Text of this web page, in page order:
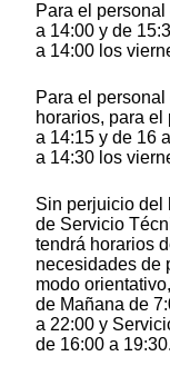
Para el
a 14:00 y de
a 14:00 los
Para el
horarios, para
a 14:15 y de 16
a 14:30 los
Sin perjuicio del
de Servicio
tendrá horarios
necesidades de
modo
de Mañana de
a 22:00 y
de 16:00 a 19:30.